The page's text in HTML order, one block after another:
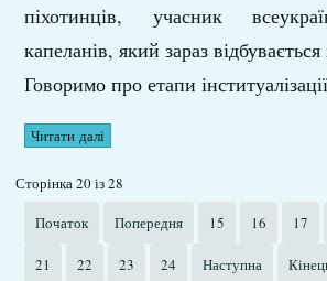
піхотинців, учасник
капеланів, який зараз
Говоримо про етапи
Читати далі
Сторінка 20 із 28
Початок
Попередня 15 16 17
21 22 23 24 Наступна